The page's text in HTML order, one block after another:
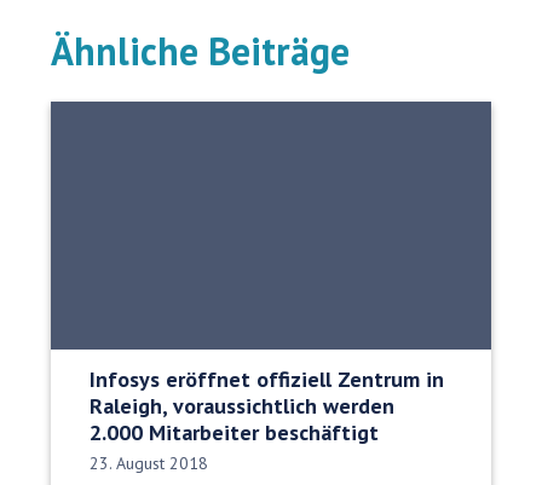
Ähnliche Beiträge
Infosys eröffnet offiziell Zentrum in
Raleigh, voraussichtlich werden
2.000 Mitarbeiter beschäftigt
Veröffentlichungsdatum:
23. August 2018